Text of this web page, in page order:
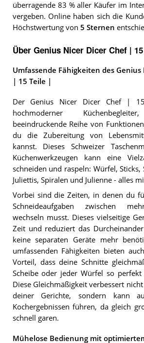
überragende 83 % aller Käufer im
vergeben. Online haben sich die
Höchstwertung von 5 Sternen
Über Genius Nicer Dicer Chef |
Umfassende Fähigkeiten des Genius
| 15 Teile |
Der Genius Nicer Dicer Chef |
hochmoderner
beeindruckende Reihe von
du die Zubereitung von
kannst. Dieses Schweizer
Küchenwerkzeugen kann eine
schneiden und raspeln: Würfel, Sticks,
Juliettis, Spiralen und Julienne - alles
Vorbei sind die Zeiten, in denen du
Schneideaufgaben zwischen
wechseln musst. Dieses vielseitige
Zeit und reduziert das
keine separaten Geräte mehr
umfassenden Fähigkeiten bieten
Vorteil, dass deine Schnitte
Scheibe oder jeder Würfel so
Diese Gleichmäßigkeit verbessert
deiner Gerichte, sondern kann
Kochergebnissen führen, da gleich
schnell garen.
Mühelose Bedienung mit